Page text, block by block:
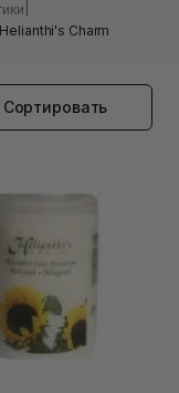
Charm
Сортировать